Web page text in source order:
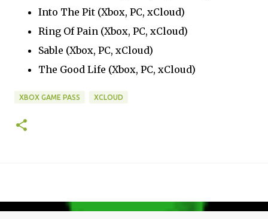
Into The Pit (Xbox, PC, xCloud)
Ring Of Pain (Xbox, PC, xCloud)
Sable (Xbox, PC, xCloud)
The Good Life (Xbox, PC, xCloud)
XBOX GAME PASS XCLOUD